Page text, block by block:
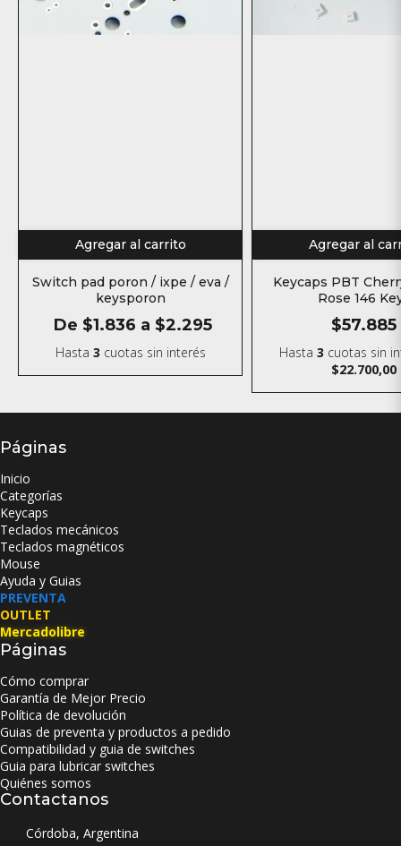
Agregar al carrito
Switch pad poron / ixpe / eva /
keysporon
De $1.836 a $2.295
Hasta 3 cuotas sin interés
Agregar al
Keycaps PBT
Rose 146
$57.885
Hasta3 cuotas sin
$22.700,00
Páginas
Inicio
Categorías
Keycaps
Teclados mecánicos
Teclados magnéticos
Mouse
Ayuda y Guias
PREVENTA
OUTLET
Mercadolibre
Páginas
Cómo comprar
Garantía de Mejor Precio
Política de devolución
Guias de preventa y productos a pedido
Compatibilidad y guia de switches
Guia para lubricar switches
Quiénes somos
Contactanos
Córdoba, Argentina